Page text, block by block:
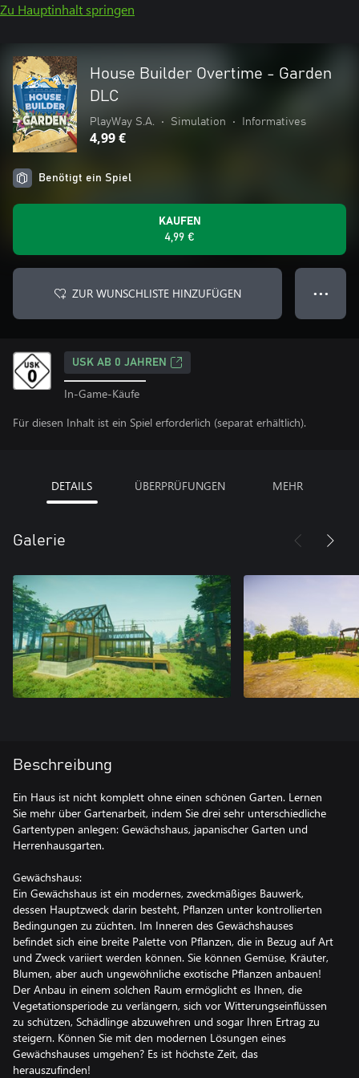
Zu Hauptinhalt springen
House Builder Overtime - Garden
DLC
PlayWay S.A. • Simulation • Informatives
4,99 €
Benötigt ein Spiel
KAUFEN
4,99 €
ZUR WUNSCHLISTE HINZUFÜGEN ● ● ●
USK AB 0 JAHREN
In-Game-Käufe
Für diesen Inhalt ist ein Spiel erforderlich (separat erhältlich).
DETAILS ÜBERPRÜFUNGEN MEHR
Galerie
Beschreibung
Ein Haus ist nicht komplett ohne einen schönen Garten. Lernen
Sie mehr über Gartenarbeit, indem Sie drei sehr unterschiedliche
Gartentypen anlegen: Gewächshaus, japanischer Garten und
Herrenhausgarten.
Gewächshaus:
Ein Gewächshaus ist ein modernes, zweckmäßiges Bauwerk,
dessen Hauptzweck darin besteht, Pflanzen unter kontrollierten
Bedingungen zu züchten. Im Inneren des Gewächshauses
befindet sich eine breite Palette von Pflanzen, die in Bezug auf Art
und Zweck variiert werden können. Sie können Gemüse, Kräuter,
Blumen, aber auch ungewöhnliche exotische Pflanzen anbauen!
Der Anbau in einem solchen Raum ermöglicht es Ihnen, die
Vegetationsperiode zu verlängern, sich vor Witterungseinflüssen
zu schützen, Schädlinge abzuwehren und sogar Ihren Ertrag zu
steigern. Können Sie mit den modernen Lösungen eines
Gewächshauses umgehen? Es ist höchste Zeit, das
herauszufinden!